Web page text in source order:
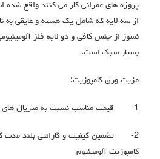
پروژه های عمرانی کار می کنند واقع شده
از سه لایه که شامل یک هسته و عایقی به
نسوز از جنس کافی و دو لایه فلز
بسیار سبک است.
مزیت ورق کامپوزیت:
1- قیمت مناسب نسبت به متریال های
2-
تضمین کیفیت و گارانتی بلند مدت
کامپوزیت آلومینیوم